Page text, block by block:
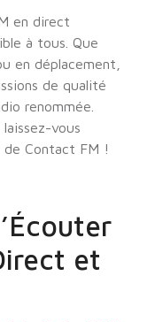
en direct
à tous. Que
en déplacement,
de qualité
renommée.
vous
Contact FM !
et